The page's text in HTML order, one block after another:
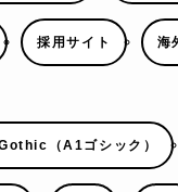
採用サイト 海
（A1ゴシック）